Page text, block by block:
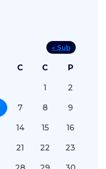
C C P
1 2
7 8 9
14 15 16
21 22 23
« Şub